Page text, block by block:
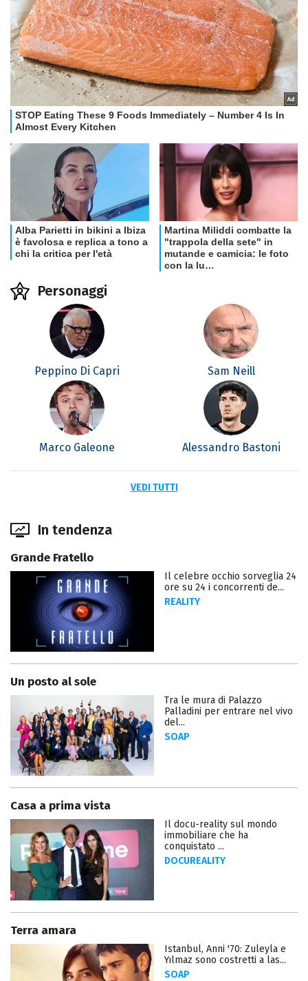
Personaggi
Peppino Di Capri Sam Neill
Marco Galeone Alessandro Bastoni
VEDI TUTTI
In tendenza
Grande Fratello
Il celebre occhio sorveglia 24
ore su 24 i concorrenti de...
REALITY
Un posto al sole
Tra le mura di Palazzo
Palladini per entrare nel vivo
del...
SOAP
Casa a prima vista
Il docu-reality sul mondo
immobiliare che ha
conquistato ...
DOCUREALITY
Terra amara
Istanbul, Anni '70: Zuleyla e
Yılmaz sono costretti a las...
SOAP